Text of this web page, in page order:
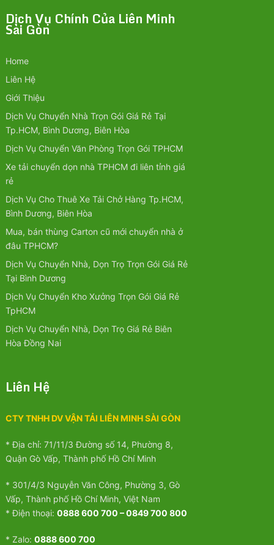
Dịch Vụ Chính Của Liên Minh
Sài Gòn
Home
Liên Hệ
Giới Thiệu
Dịch Vụ Chuyển Nhà Trọn Gói Giá Rẻ Tại
Tp.HCM, Bình Dương, Biên Hòa
Dịch Vụ Chuyển Văn Phòng Trọn Gói TPHCM
Xe tải chuyển dọn nhà TPHCM đi liên tỉnh giá
rẻ
Dịch Vụ Cho Thuê Xe Tải Chở Hàng Tp.HCM,
Bình Dương, Biên Hòa
Mua, bán thùng Carton cũ mới chuyển nhà ở
đâu TPHCM?
Dịch Vụ Chuyển Nhà, Dọn Trọ Trọn Gói Giá Rẻ
Tại Bình Dương
Dịch Vụ Chuyển Kho Xưởng Trọn Gói Giá Rẻ
TpHCM
Dịch Vụ Chuyển Nhà, Dọn Trọ Giá Rẻ Biên
Hòa Đồng Nai
Liên Hệ
CTY TNHH DV VẬN TẢI LIÊN MINH SÀI GÒN
* Địa chỉ: 71/11/3 Đường số 14, Phường 8,
Quận Gò Vấp, Thành phố Hồ Chí Minh
* 301/4/3 Nguyễn Văn Công, Phường 3, Gò
Vấp, Thành phố Hồ Chí Minh, Việt Nam
* Điện thoại: 0888 600 700 – 0849 700 800
* Zalo: 0888 600 700